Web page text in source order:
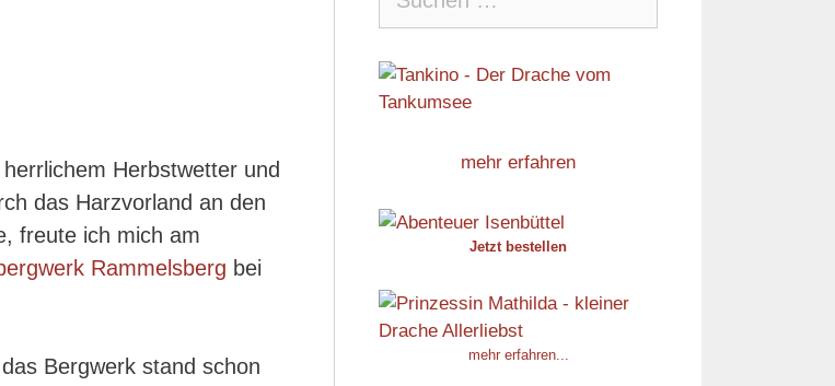
herrlichem Herbstwetter und
das Harzvorland an den
freute ich mich am
Rammelsberg bei
Bergwerk stand schon
nach:
mehr erfahren
Jetzt bestellen
mehr erfahren...